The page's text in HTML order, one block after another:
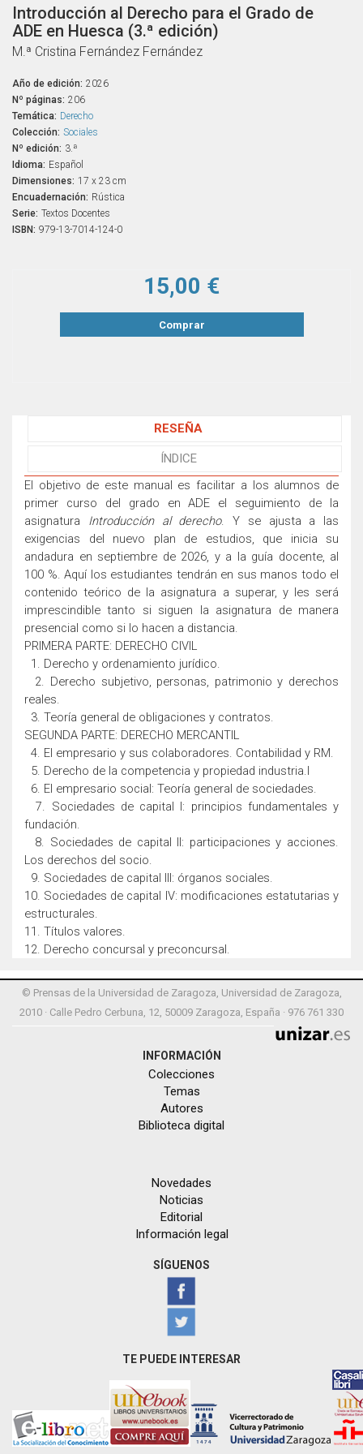
Introducción al Derecho para el Grado de
ADE en Huesca (3.ª edición)
M.ª Cristina Fernández Fernández
Año de edición: 2026
Nº páginas: 206
Temática: Derecho
Colección: Sociales
Nº edición: 3.ª
Idioma: Español
Dimensiones: 17 x 23 cm
Encuadernación: Rústica
Serie: Textos Docentes
ISBN: 979-13-7014-124-0
15,00 €
Comprar
RESEÑA
ÍNDICE
El objetivo de este manual es facilitar a los alumnos de
primer curso del grado en ADE el seguimiento de la
asignatura Introducción al derecho. Y se ajusta a las
exigencias del nuevo plan de estudios, que inicia su
andadura en septiembre de 2026, y a la guía docente, al
100 %. Aquí los estudiantes tendrán en sus manos todo el
contenido teórico de la asignatura a superar, y les será
imprescindible tanto si siguen la asignatura de manera
presencial como si lo hacen a distancia.
PRIMERA PARTE: DERECHO CIVIL
1. Derecho y ordenamiento jurídico.
2. Derecho subjetivo, personas, patrimonio y derechos
reales.
3. Teoría general de obligaciones y contratos.
SEGUNDA PARTE: DERECHO MERCANTIL
4. El empresario y sus colaboradores. Contabilidad y RM.
5. Derecho de la competencia y propiedad industria.l
6. El empresario social: Teoría general de sociedades.
7. Sociedades de capital I: principios fundamentales y
fundación.
8. Sociedades de capital II: participaciones y acciones.
Los derechos del socio.
9. Sociedades de capital III: órganos sociales.
10. Sociedades de capital IV: modificaciones estatutarias y
estructurales.
11. Títulos valores.
12. Derecho concursal y preconcursal.
© Prensas de la Universidad de Zaragoza, Universidad de Zaragoza,
2010 · Calle Pedro Cerbuna, 12, 50009 Zaragoza, España · 976 761 330
INFORMACIÓN
Colecciones
Temas
Autores
Biblioteca digital
Novedades
Noticias
Editorial
Información legal
SÍGUENOS
TE PUEDE INTERESAR